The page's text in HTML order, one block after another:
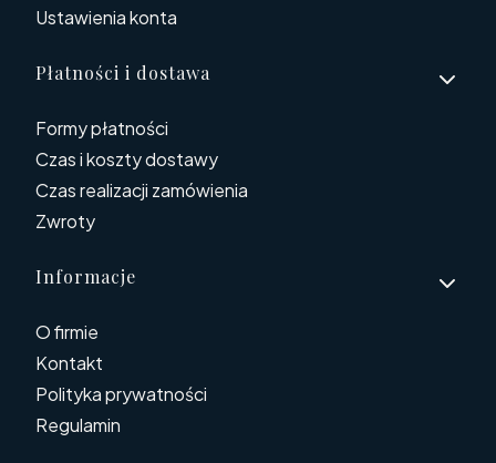
Ustawienia konta
Płatności i dostawa
Formy płatności
Czas i koszty dostawy
Czas realizacji zamówienia
Zwroty
Informacje
O firmie
Kontakt
Polityka prywatności
Regulamin